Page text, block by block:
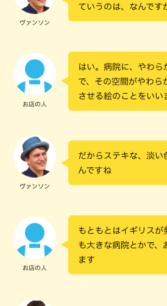
ヴァンソン
ていうのは、なんです
お店の人
はい。病院に、やわら
で、その空間がやわら
させる絵のことをいい
ヴァンソン
だからステキな、淡い
んですね
お店の人
もともとはイギリスが
も大きな病院とかで、
ます